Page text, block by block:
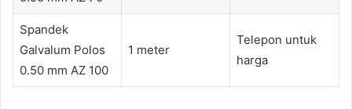
Spandek
Galvalum Polos
0.50 mm AZ 100
1 meter
Telepon untuk
harga